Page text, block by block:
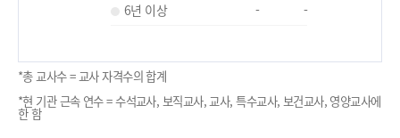
6년 이상
- -
*총 교사수 = 교사 자격수의 합계
*현 기관 근속 연수 = 수석교사, 보직교사, 교사, 특수교사, 보건교사, 영양교사에
한 함